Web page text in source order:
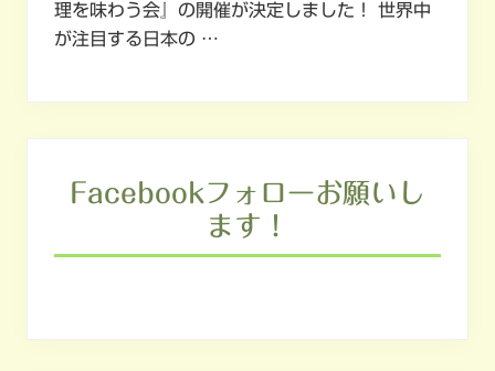
理を味わう会』の開催が決定しました！ 世界中
が注目する日本の …
Facebookフォローお願いし
ます！